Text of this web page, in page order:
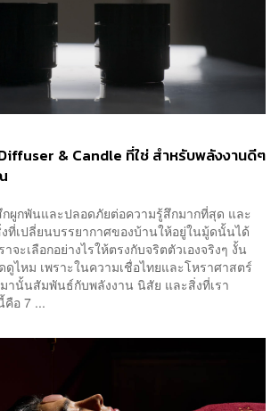
& Candle ที่ใช่ สำหรับพลังงานดีๆ
ผูกพันและปลอดภัยต่อความรู้สึกมากที่สุด และ
ที่เปลี่ยนบรรยากาศของบ้านให้อยู่ในมู้ดนั้นได้
จะเลือกอย่างไรให้ตรงกับจริตตัวเองจริงๆ งั้น
ดูไหม เพราะในความเชื่อไทยและโหราศาสตร์
านั้นสัมพันธ์กับพลังงาน นิสัย และสิ่งที่เรา
คือ 7 ...